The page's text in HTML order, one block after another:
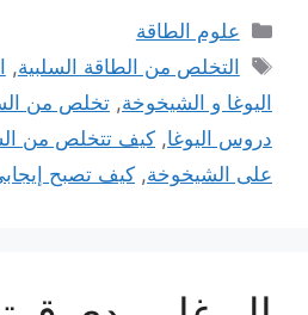
التصنيفات
علوم الطاقة
الوسوم
التخلص من الطاقة السلبية,
اليوغا و الشيخوخة, تخلص من
دروس اليوغا, كيف تتخلص من
على الشيخوخة, كيف تصبح